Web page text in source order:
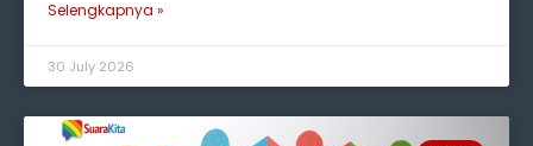
Selengkapnya »
30 July 2026